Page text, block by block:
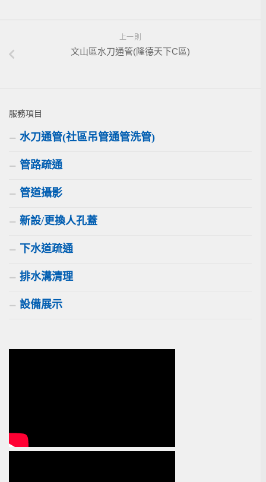
上一則
文山區水刀通管(隆德天下C區)
服務項目
水刀通管(社區吊管通管洗管)
管路疏通
管道攝影
新設/更換人孔蓋
下水道疏通
排水溝清理
設備展示